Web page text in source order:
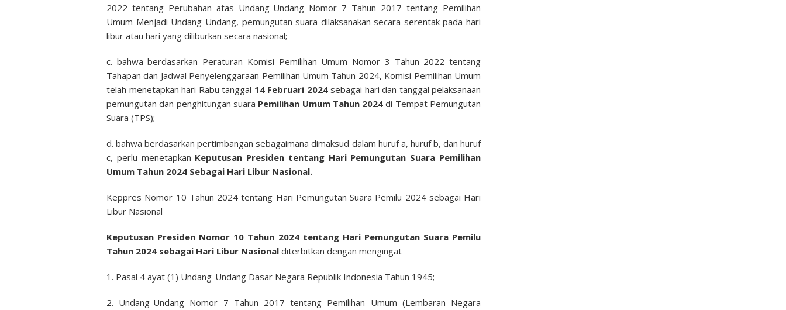
2022 tentang Perubahan atas Undang-Undang Nomor 7 Tahun 2017 tentang Pemilihan
Umum Menjadi Undang-Undang, pemungutan suara dilaksanakan secara serentak pada hari
libur atau hari yang diliburkan secara nasional;
c. bahwa berdasarkan Peraturan Komisi Pemilihan Umum Nomor 3 Tahun 2022 tentang
Tahapan dan Jadwal Penyelenggaraan Pemilihan Umum Tahun 2024, Komisi Pemilihan Umum
telah menetapkan hari Rabu tanggal 14 Februari 2024sebagai hari dan tanggal pelaksanaan
pemungutan dan penghitungan suara Pemilihan Umum Tahun 2024 di Tempat Pemungutan
Suara (TPS);
d. bahwa berdasarkan pertimbangan sebagaimana dimaksud dalam huruf a, huruf b, dan huruf
c, perlu menetapkan Keputusan Presiden tentang Hari Pemungutan Suara Pemilihan
Umum Tahun 2024 Sebagai Hari Libur Nasional.
Keppres Nomor 10 Tahun 2024 tentang Hari Pemungutan Suara Pemilu 2024 sebagai Hari
Libur Nasional
Keputusan Presiden Nomor 10 Tahun 2024 tentang Hari Pemungutan Suara Pemilu
Tahun 2024 sebagai Hari Libur Nasional diterbitkan dengan mengingat
1. Pasal 4 ayat (1) Undang-Undang Dasar Negara Republik Indonesia Tahun 1945;
2. Undang-Undang Nomor 7 Tahun 2017 tentang Pemilihan Umum (Lembaran Negara